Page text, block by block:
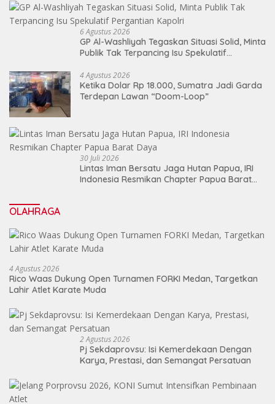
6 Agustus 2026
GP Al-Washliyah Tegaskan Situasi Solid, Minta
Publik Tak Terpancing Isu Spekulatif
4 Agustus 2026
Ketika Dolar Rp 18.000, Sumatra Jadi Garda
Terdepan Lawan “Doom-Loop”
30 Juli 2026
Lintas Iman Bersatu Jaga Hutan Papua, IRI
Indonesia Resmikan Chapter Papua Barat
OLAHRAGA
4 Agustus 2026
Rico Waas Dukung Open Turnamen FORKI Medan, Targetkan
Lahir Atlet Karate Muda
2 Agustus 2026
Pj Sekdaprovsu: Isi Kemerdekaan Dengan
Karya, Prestasi, dan Semangat Persatuan